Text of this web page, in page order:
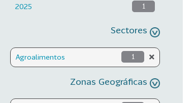
2025 1
Sectores
Agroalimentos 1
Zonas Geográficas